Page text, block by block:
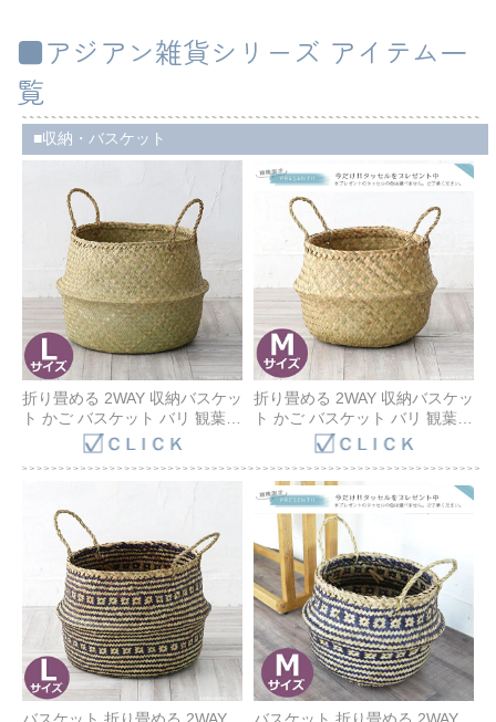
■アジアン雑貨シリーズ アイテム一
覧
収納・バスケット
折り畳める 2WAY 収納バスケッ
ト かご バスケット バリ 観葉植
物 収納 おしゃれ インテリア モ
ロッコ エスニック ボヘミアン
バッグ ナチュラル AZS011L
折り畳める 2WAY 収納バスケッ
ト かご バスケット バリ 観葉植
物 収納 おしゃれ インテリア モ
ロッコ バッグ ナチュラル
AZS011M AZS011M3 Bali
Direct
バスケット 折り畳める 2WAY
バスケット 折り畳める 2WAY